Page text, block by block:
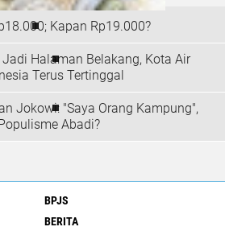
Kapan Rp19.000?
Halaman Belakang, Kota Air
Terus Tertinggal
Jokowi: "Saya Orang Kampung",
Populisme Abadi?
BPJS
BERITA